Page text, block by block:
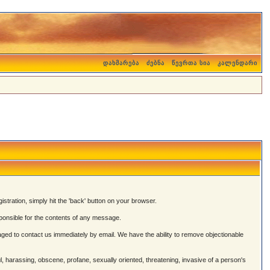
დახმარება ძებნა წევრთა სია კალენდარი
simply hit the 'back' button on your browser.
for the contents of any message.
to contact us immediately by email. We have the ability to remove objectionable
obscene, profane, sexually oriented, threatening, invasive of a person's